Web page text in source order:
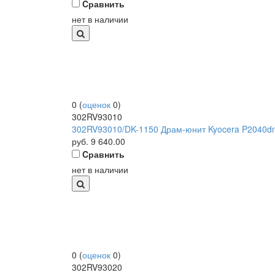
Cравнить
нет в наличии
0 (оценок 0)
302RV93010
302RV93010/DK-1150 Драм-юнит Kyocera
руб. 9 640.00
Cравнить
нет в наличии
0 (оценок 0)
302RV93020